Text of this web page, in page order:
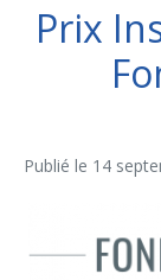
Prix
Publié le 14